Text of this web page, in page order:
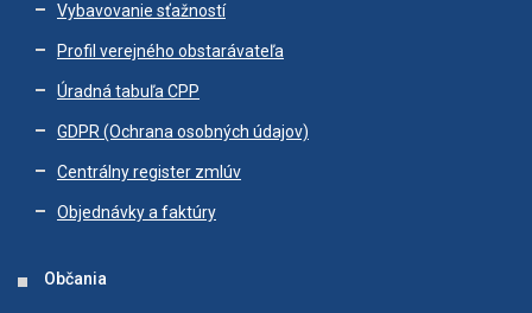
Vybavovanie sťažností
Profil verejného obstarávateľa
Úradná tabuľa CPP
GDPR (Ochrana osobných údajov)
Centrálny register zmlúv
Objednávky a faktúry
Občania